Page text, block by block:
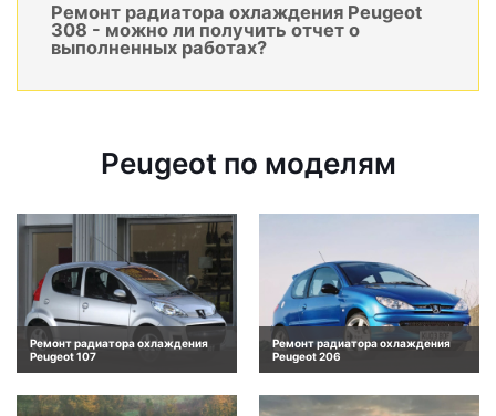
Ремонт радиатора охлаждения Peugeot
308 - можно ли получить отчет о
выполненных работах?
Peugeot по моделям
Ремонт радиатора охлаждения
Peugeot 107
Ремонт радиатора охлаждения
Peugeot 206